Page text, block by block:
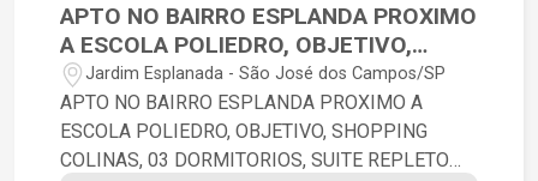
APTO NO BAIRRO ESPLANDA PROXIMO
A ESCOLA POLIEDRO, OBJETIVO,
SHOPPING COLINAS, 03
DORMITORIOS, SUITE REPLETO DE
ARMARIOS ANDAR ALTO, LAZER
AMPLO E COMPLETO
Jardim Esplanada - São José dos Campos/SP
APTO NO BAIRRO ESPLANDA PROXIMO A
ESCOLA POLIEDRO, OBJETIVO, SHOPPING
COLINAS, 03 DORMITORIOS, SUITE REPLETO